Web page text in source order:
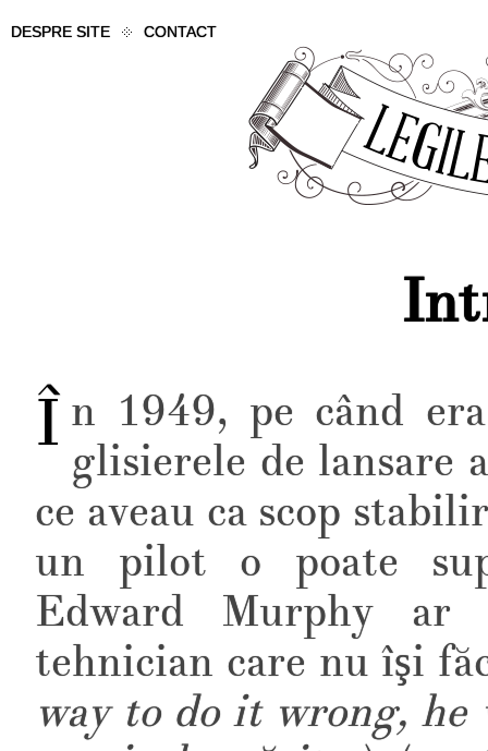
DESPRE SITE CONTACT
În 1949, pe când era implicat în experimentele cu glisierele de lansare
ce aveau ca scop
un pilot o poate
Edward Murphy ar
tehnician care nu îşi
way to do it wrong,